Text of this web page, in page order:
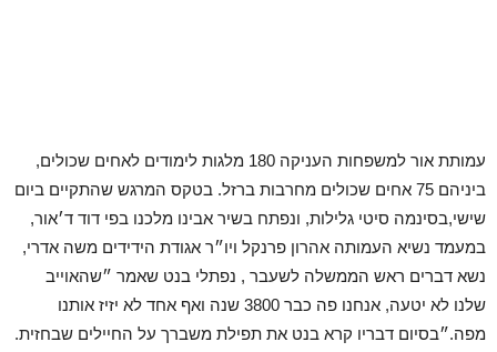
עמותת אור למשפחות העניקה 180 מלגות לימודים לאחים שכולים,
ביניהם 75 אחים שכולים מחרבות ברזל. בטקס המרגש שהתקיים ביום
שישי,בסינמה סיטי גלילות, ונפתח בשיר אבינו מלכנו בפי דוד ד׳אור,
במעמד נשיא העמותה אהרון פרנקל ויו״ר אגודת הידידים משה אדרי,
נשא דברים ראש הממשלה לשעבר , נפתלי בנט שאמר ״שהאוייב
שלנו לא יטעה, אנחנו פה כבר 3800 שנה ואף אחד לא יזיז אותנו
מפה.״בסיום דבריו קרא בנט את תפילת משברך על החיילים שבחזית.